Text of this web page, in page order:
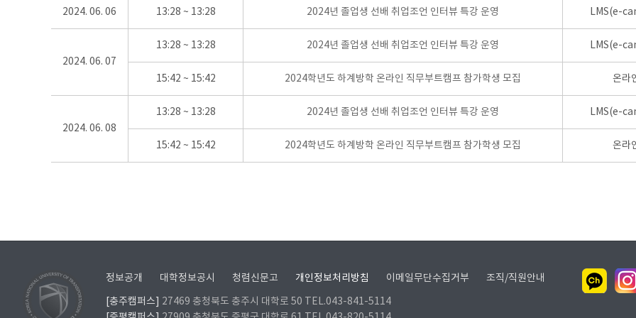
2024. 06. 06 13:28 ~ 13:28 2024년 졸업생 선배 취업조언 인터뷰 특강 운영 LMS(e-
2024. 06. 07
13:28 ~ 13:28 2024년 졸업생 선배 취업조언 인터뷰 특강 운영 LMS(e-
15:42 ~ 15:42 2024학년도 하계방학 온라인 직무부트캠프 참가학생 모집 온라
2024. 06. 08
13:28 ~ 13:28 2024년 졸업생 선배 취업조언 인터뷰 특강 운영 LMS(e-
15:42 ~ 15:42 2024학년도 하계방학 온라인 직무부트캠프 참가학생 모집 온라
정보공개 대학정보공시 청렴신문고 개인정보처리방침 이메일무단수집거부 조직/직원안내
[충주캠퍼스]
27469 충청북도 충주시 대학로 50 TEL.043-841-5114